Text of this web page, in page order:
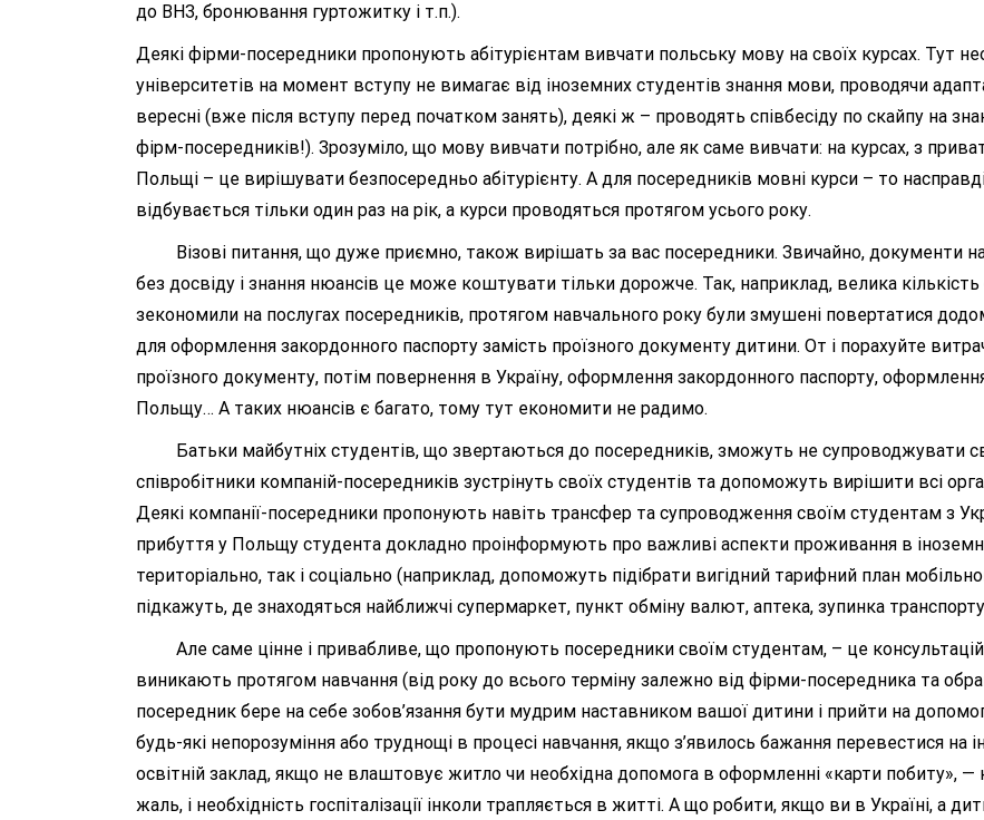
до ВНЗ, бронювання гуртожитку і т.п.).
Деякі фірми-посередники пропонують абітурієнтам вивчати польську мову на своїх курсах. Тут
університетів на момент вступу не вимагає від іноземних студентів знання мови, проводячи
вересні (вже після вступу перед початком занять), деякі ж – проводять співбесіду по скайпу на
фірм-посередників!). Зрозуміло, що мову вивчати потрібно, але як саме вивчати: на курсах, з
Польщі – це вирішувати безпосередньо абітурієнту. А для посередників мовні курси – то
відбувається тільки один раз на рік, а курси проводяться протягом усього року.
Візові питання, що дуже приємно, також вирішать за вас посередники. Звичайно, документи на
без досвіду і знання нюансів це може коштувати тільки дорожче. Так, наприклад, велика
зекономили на послугах посередників, протягом навчального року були змушені повертатися
для оформлення закордонного паспорту замість проїзного документу дитини. От і порахуйте
проїзного документу, потім повернення в Україну, оформлення закордонного паспорту,
Польщу… А таких нюансів є багато, тому тут економити не радимо.
Батьки майбутніх студентів, що звертаються до посередників, зможуть не супроводжувати
співробітники компаній-посередників зустрінуть своїх студентів та допоможуть вирішити всі
Деякі компанії-посередники пропонують навіть трансфер та супроводження своїм студентам з
прибуття у Польщу студента докладно проінформують про важливі аспекти проживання в
територіально, так і соціально (наприклад, допоможуть підібрати вигідний тарифний план
підкажуть, де знаходяться найближчі супермаркет, пункт обміну валют, аптека, зупинка транспорту
Але саме цінне і привабливе, що пропонують посередники своїм студентам, – це
виникають протягом навчання (від року до всього терміну залежно від фірми-посередника та
посередник бере на себе зобов’язання бути мудрим наставником вашої дитини і прийти на
будь-які непорозуміння або труднощі в процесі навчання, якщо з’явилось бажання перевестися на
освітній заклад, якщо не влаштовує житло чи необхідна допомога в оформленні «карти побиту», —
жаль, і необхідність госпіталізації інколи трапляється в житті. А що робити, якщо ви в Україні, а